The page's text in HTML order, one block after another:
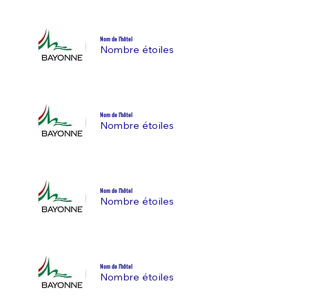
Nom de l'hôtel
Nombre étoiles
Nom de l'hôtel
Nombre étoiles
Nom de l'hôtel
Nombre étoiles
Nom de l'hôtel
Nombre étoiles